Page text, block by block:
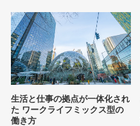
生活と仕事の拠点が一体化され
た ワークライフミックス型の
働き方